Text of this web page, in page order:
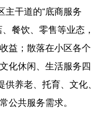
主干道的“底商服务
餐饮、零售等业态，
益；散落在小区各个
化休闲、生活服务四
养老、托育、文化、
公共服务需求。